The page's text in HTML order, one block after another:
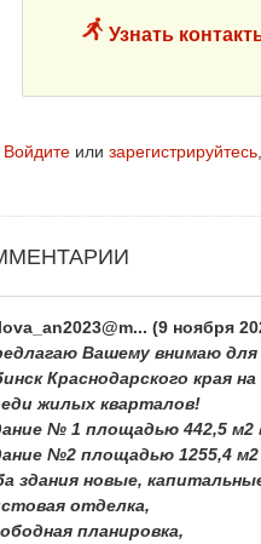
Узнать
Войдите или зарегистрируйтесь
(9 ноября
Вашему внимаю для
Краснодарского края
жилых кварталов!
№ 1 площадью 442,5
№2 площадью 1255,4
здания новые,
отделка,
планировка,